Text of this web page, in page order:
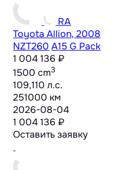
RA
Toyota Allion, 2008
NZT260 A15 G Pack
1 004 136 ₽
1500 cm3
109,110 л.с.
251000 км
2026-08-04
1 004 136 ₽
Оставить заявку